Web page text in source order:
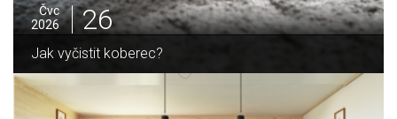
Čvc
2026
25
Jak sušit pomeranče a citrusy jednoduše